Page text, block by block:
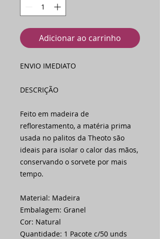
Adicionar ao carrinho
ENVIO IMEDIATO
DESCRIÇÃO
Feito em madeira de
reflorestamento, a matéria prima
usada no palitos da Theoto são
ideais para isolar o calor das mãos,
conservando o sorvete por mais
tempo.
Material: Madeira
Embalagem: Granel
Cor: Natural
Quantidade: 1 Pacote c/50 unds